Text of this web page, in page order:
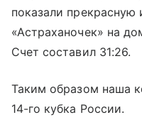
показали прекрасную
«Астраханочек» на
Счет составил 31:26.
Таким образом наша
14-го кубка России.